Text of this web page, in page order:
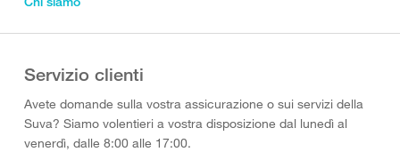
Servizio clienti
Avete domande sulla vostra assicurazione o sui servizi della
Suva? Siamo volentieri a vostra disposizione dal lunedì al
venerdì, dalle 8:00 alle 17:00.